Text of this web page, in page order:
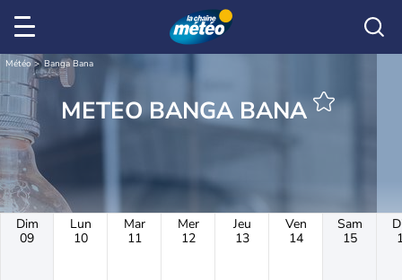
Météo Banga Bana
METEO BANGA BANA
Dim
09
Lun
10
Mar
11
Mer
12
Jeu
13
Ven
14
Sam
15